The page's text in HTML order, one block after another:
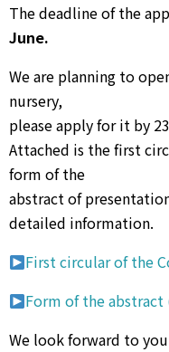
The deadline of the
June.
We are planning to
nursery,
please apply for it by
Attached is the first
form of the
abstract of
detailed information.
First circular of the
Form of the
We look forward to